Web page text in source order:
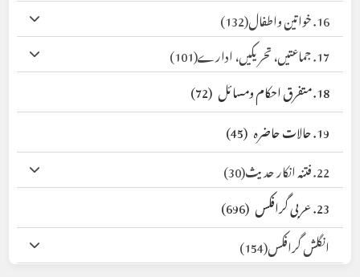
16. خواتین واطفال
(132)
17. جماعتیں، تحریکیں، ادارے
(101)
18. متفرق احکام ومسائل
(72)
19. حالات حاضرہ
(45)
22. فتنہ انکار حدیث
(30)
23. عربی گرافکس
(696)
انگلش گرافکس(154)